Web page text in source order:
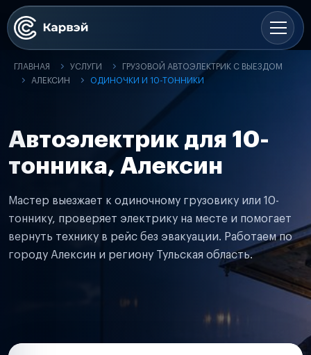
ГЛАВНАЯ УСЛУГИ
ГРУЗОВОЙ АВТОЭЛЕКТРИК С ВЫЕЗДОМ
АЛЕКСИН
ОДИНОЧКИ И 10-ТОННИКИ
Автоэлектрик для 10-
тонника, Алексин
Мастер выезжает к одиночному грузовику или 10-
тоннику, проверяет электрику на месте и помогает
вернуть технику в рейс без эвакуации. Работаем по
городу Алексин и региону Тульская область.